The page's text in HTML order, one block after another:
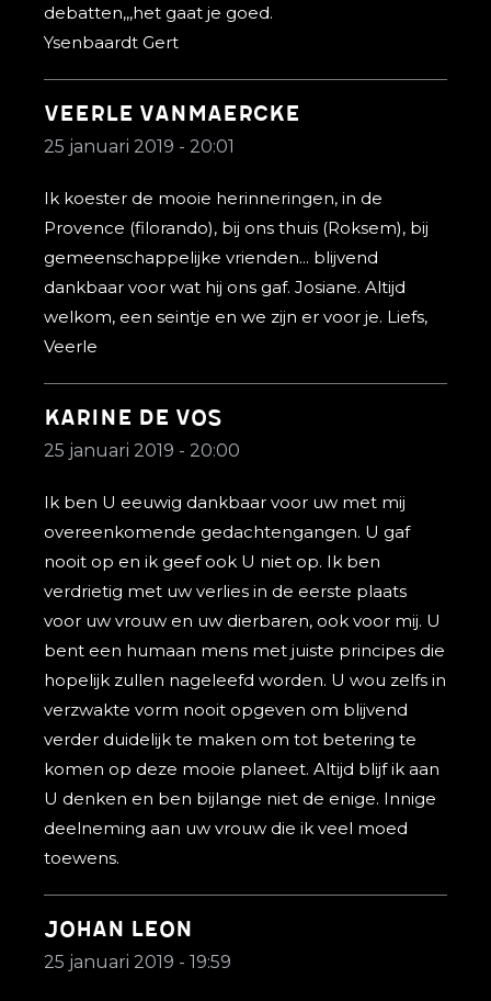
debatten,,,het gaat je goed.
Ysenbaardt Gert
Veerle Vanmaercke
25 januari 2019 - 20:01
Ik koester de mooie herinneringen, in de
Provence (filorando), bij ons thuis (Roksem), bij
gemeenschappelijke vrienden... blijvend
dankbaar voor wat hij ons gaf. Josiane. Altijd
welkom, een seintje en we zijn er voor je. Liefs,
Veerle
Karine De Vos
25 januari 2019 - 20:00
Ik ben U eeuwig dankbaar voor uw met mij
overeenkomende gedachtengangen. U gaf
nooit op en ik geef ook U niet op. Ik ben
verdrietig met uw verlies in de eerste plaats
voor uw vrouw en uw dierbaren, ook voor mij. U
bent een humaan mens met juiste principes die
hopelijk zullen nageleefd worden. U wou zelfs in
verzwakte vorm nooit opgeven om blijvend
verder duidelijk te maken om tot betering te
komen op deze mooie planeet. Altijd blijf ik aan
U denken en ben bijlange niet de enige. Innige
deelneming aan uw vrouw die ik veel moed
toewens.
Johan Leon
25 januari 2019 - 19:59